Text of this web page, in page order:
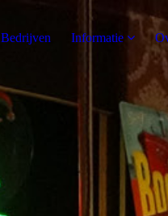
Bedrijven Informatie